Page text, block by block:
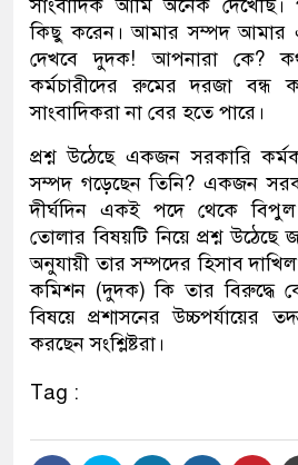
সাংবাদিক আমি অনেক দেখেছি।
কিছু করেন। আমার সম্পদ আমার
দেখবে দুদক! আপনারা কে?
কর্মচারীদের রুমের দরজা বন্ধ
সাংবাদিকরা না বের হতে পারে।
প্রশ্ন উঠেছে একজন সরকারি
সম্পদ গড়েছেন তিনি? একজন
দীর্ঘদিন একই পদে থেকে
তোলার বিষয়টি নিয়ে প্রশ্ন উঠেছে
অনুযায়ী তার সম্পদের হিসাব
কমিশন (দুদক) কি তার বিরুদ্ধে
বিষয়ে প্রশাসনের উচ্চপর্যায়ের
করছেন সংশ্লিষ্টরা।
Tag :